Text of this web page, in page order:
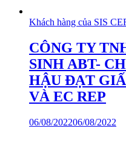
Khách hàng của SIS
CÔNG TY
SINH ABT-
HẬU ĐẠT
VÀ EC REP
06/08/202206/08/2022